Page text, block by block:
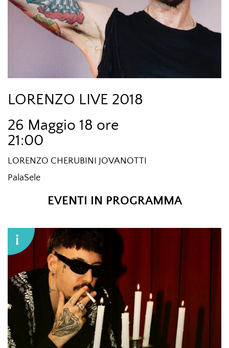
LORENZO LIVE 2018
26 Maggio 18 ore
21:00
LORENZO CHERUBINI JOVANOTTI
PalaSele
EVENTI IN PROGRAMMA
i